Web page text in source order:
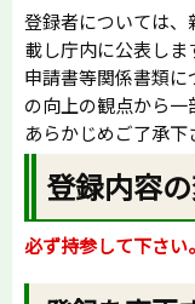
登録者については
載し庁内に公表しま
申請書等関係書類
の向上の観点から一
あらかじめご了承下
登録内容
必ず持参して下さい